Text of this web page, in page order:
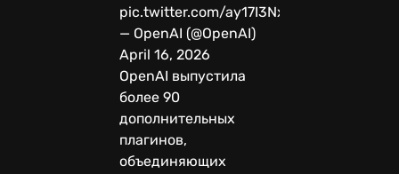
pic.twitter.com/ay17I3Nxoa
— OpenAI (@OpenAI)
April 16, 2026
OpenAI выпустила
более 90
дополнительных
плагинов,
объединяющих